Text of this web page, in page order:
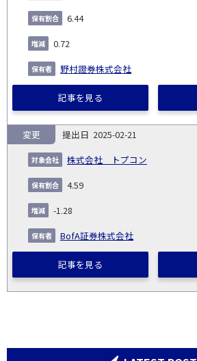
6.44
0.72
野村證券株式会社
記事を見る
2025-02-21
株式会社 トプコン
変更
4.59
-1.28
BofA証券株式会社
記事を見る